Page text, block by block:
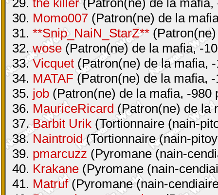
29. the killer(Patron(ne) de la mafia,
30. Momo007 (Patron(ne) de la
31. **Snip_NaiN_StarZ**
32.wose (Patron(ne) de la mafia, -
33.Vicquet (Patron(ne) de la mafia,
34. MATAF (Patron(ne) de la mafia,
35. job (Patron(ne) de la mafia, -980
36. MauriceRicard (Patron(ne) de la
37.Barbit Urik (Tortionnaire (nain-
38. Naintroid(Tortionnaire (nain-
39. pmarcuzz (Pyromane (nain-
40. Krakane (Pyromane (nain-
41. Matruf(Pyromane (nain-